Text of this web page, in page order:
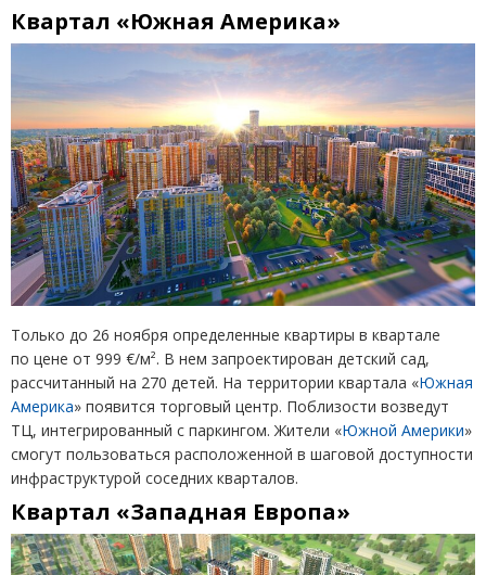
Квартал «Южная Америка»
Только до 26 ноября определенные квартиры в квартале
по цене от 999 €/м². В нем запроектирован детский сад,
рассчитанный на 270 детей. На территории квартала «Южная
Америка» появится торговый центр. Поблизости возведут
ТЦ, интегрированный с паркингом. Жители «Южной Америки»
смогут пользоваться расположенной в шаговой доступности
инфраструктурой соседних кварталов.
Квартал «Западная Европа»